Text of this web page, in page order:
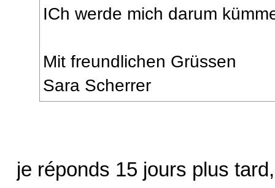
ICh werde mich darum
Mit freundlichen Grüssen
Sara Scherrer
je réponds 15 jours plus